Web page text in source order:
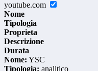
youtube.com
Nome
Tipologia
Proprieta
Descrizione
Durata
Nome: YSC
Tipologia: analitico